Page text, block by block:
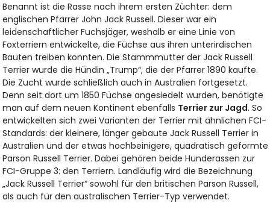
Benannt ist die Rasse nach ihrem ersten Züchter: dem
englischen Pfarrer John Jack Russell. Dieser war ein
leidenschaftlicher Fuchsjäger, weshalb er eine Linie von
Foxterriern entwickelte, die Füchse aus ihren unterirdischen
Bauten treiben konnten. Die Stammmutter der Jack Russell
Terrier wurde die Hündin „Trump“, die der Pfarrer 1890 kaufte.
Die Zucht wurde schließlich auch in Australien fortgesetzt.
Denn seit dort um 1850 Füchse angesiedelt wurden, benötigte
man auf dem neuen Kontinent ebenfalls Terrier zur Jagd. So
entwickelten sich zwei Varianten der Terrier mit ähnlichen FCI-
Standards: der kleinere, länger gebaute Jack Russell Terrier in
Australien und der etwas hochbeinigere, quadratisch geformte
Parson Russell Terrier. Dabei gehören beide Hunderassen zur
FCI-Gruppe 3: den Terriern. Landläufig wird die Bezeichnung
„Jack Russell Terrier“ sowohl für den britischen Parson Russell,
als auch für den australischen Terrier-Typ verwendet.